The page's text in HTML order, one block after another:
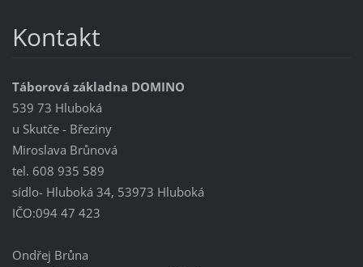
Kontakt
Táborová základna DOMINO
539 73 Hluboká
u Skutče - Březiny
Miroslava Brůnová
tel. 608 935 589
sídlo- Hluboká 34, 53973 Hluboká
IČO:094 47 423
Ondřej Brůna